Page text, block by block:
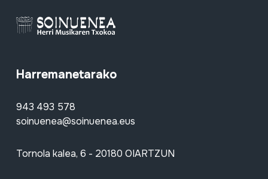
Harremanetarako
943 493 578
soinuenea@soinuenea.eus
Tornola kalea, 6 - 20180 OIARTZUN